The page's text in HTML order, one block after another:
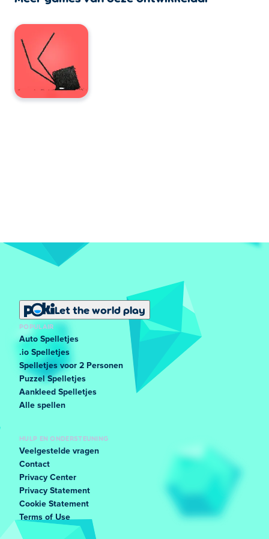
Let the world play
POPULAIR
Auto Spelletjes
.io Spelletjes
Spelletjes voor 2 Personen
Puzzel Spelletjes
Aankleed Spelletjes
Alle spellen
HULP EN ONDERSTEUNING
Veelgestelde vragen
Contact
Privacy Center
Privacy Statement
Cookie Statement
Terms of Use